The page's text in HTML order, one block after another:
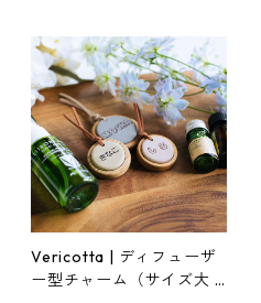
Vericotta | ディフューザ
ー型チャーム（サイズ大 /